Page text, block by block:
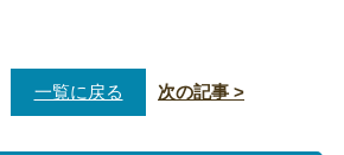
一覧に戻る 次の記事 >